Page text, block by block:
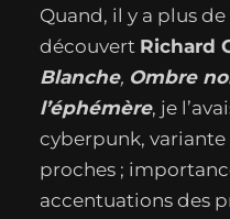
Quand, il y a plus de
découvert Richard
Blanche, Ombre
l’éphémère, je
cyberpunk, variante
proches ;
accentuations des